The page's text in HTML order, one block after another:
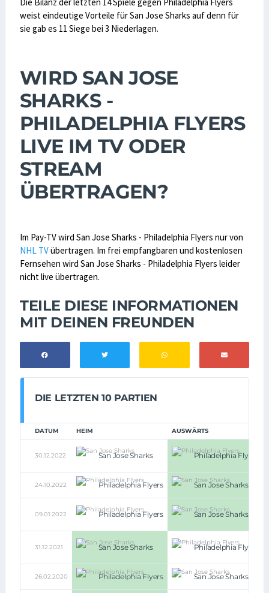
weist eindeutige Vorteile für San Jose Sharks auf denn für
sie gab es 11 Siege bei 3 Niederlagen.
WIRD SAN JOSE
SHARKS -
PHILADELPHIA FLYERS
LIVE IM TV ODER
STREAM
ÜBERTRAGEN?
Im Pay-TV wird San Jose Sharks - Philadelphia Flyers nur von
NHL TVübertragen. Im frei empfangbaren und kostenlosen
Fernsehen wird San Jose Sharks - Philadelphia Flyers leider
nicht live übertragen.
TEILE DIESE INFORMATIONEN
MIT DEINEN FREUNDEN
DIE LETZTEN 10 PARTIEN
DATUM HEIM AUSWÄRTS
30.12.2022 San Jose Sharks Philadelphia Flyers
24.10.2022 Philadelphia Flyers San Jose Sharks
09.01.2022 Philadelphia Flyers San Jose Sharks
31.12.2021 San Jose Sharks Philadelphia Flyers
26.02.2020 Philadelphia Flyers San Jose Sharks